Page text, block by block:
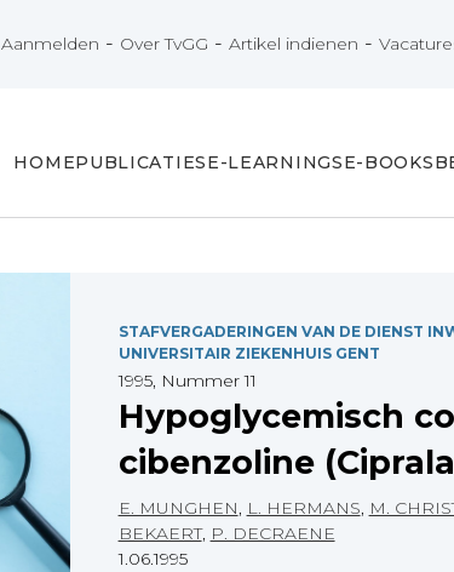
Aanmelden - Over TvGG -Artikel indienen -
HOMEPUBLICATIESE-LEARNINGSE-BOOKS
STAFVERGADERINGEN VAN DE DIENST
UNIVERSITAIR ZIEKENHUIS GENT
1995, Nummer 11
Hypoglycemisch
cibenzoline
E. MUNGHEN, L. HERMANS, M.
BEKAERT, P. DECRAENE
1.06.1995